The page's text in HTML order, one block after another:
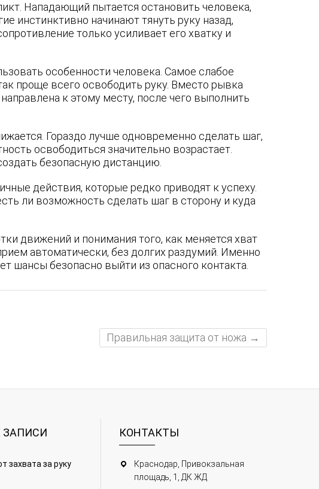
Нападающий пытается остановить человека,
инстинктивно начинают тянуть руку назад,
только усиливает его хватку и
особенности человека. Самое слабое
проще всего освободить руку. Вместо рывка
к этому месту, после чего выполнить
Гораздо лучше одновременно сделать шаг,
освободиться значительно возрастает.
безопасную дистанцию.
действия, которые редко приводят к успеху.
ли возможность сделать шаг в сторону и куда
движений и понимания того, как меняется хват
автоматически, без долгих раздумий. Именно
шансы безопасно выйти из опасного контакта.
Правильная защита от ножа →
ЗАПИСИ
захвата за руку
КОНТАКТЫ
Краснодар, Привокзальная
площадь, 1, ДК ЖД